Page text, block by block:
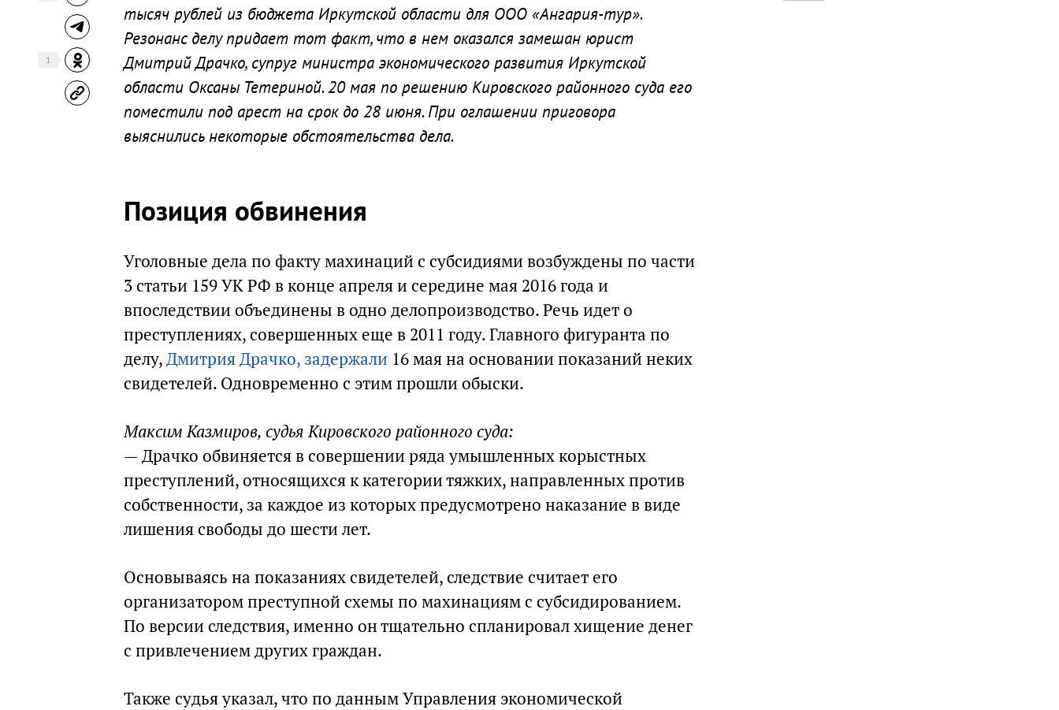
тысяч рублей из бюджета Иркутской области для ООО «Ангария-тур».
Резонанс делу придает тот факт, что в нем оказался замешан юрист
Дмитрий Драчко, супруг министра экономического развития Иркутской
области Оксаны Тетериной. 20 мая по решению Кировского районного суда его
поместили под арест на срок до 28 июня. При оглашении приговора
выяснились некоторые обстоятельства дела.
1
Позиция обвинения
Уголовные дела по факту махинаций с субсидиями возбуждены по части
3 статьи 159 УК РФ в конце апреля и середине мая 2016 года и
впоследствии объединены в одно делопроизводство. Речь идет о
преступлениях, совершенных еще в 2011 году. Главного фигуранта по
делу,Дмитрия Драчко, задержали 16 мая на основании показаний неких
свидетелей. Одновременно с этим прошли обыски.
Максим Казмиров, судья Кировского районного суда:
— Драчко обвиняется в совершении ряда умышленных корыстных
преступлений, относящихся к категории тяжких, направленных против
собственности, за каждое из которых предусмотрено наказание в виде
лишения свободы до шести лет.
Основываясь на показаниях свидетелей, следствие считает его
организатором преступной схемы по махинациям с субсидированием.
По версии следствия, именно он тщательно спланировал хищение денег
с привлечением других граждан.
Также судья указал, что по данным Управления экономической